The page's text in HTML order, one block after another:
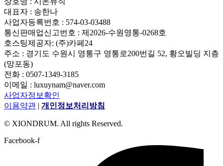
대표자 : 송한나
사업자등록번호 : 574-03-03488
통신판매업신고번호 : 제2026-수원영통-0268호
호스팅제공자: (주)카페24
주소 : 경기도 수원시 영통구 영통로200번길 52, 황오빌딩 지층
(망포동)
전화 : 0507-1349-3185
이메일 : luxuynam@naver.com
사업자정보확인
이용약관 | 개인정보처리방침
© XIONDRUM. All rights Reserved.
Facebook-f